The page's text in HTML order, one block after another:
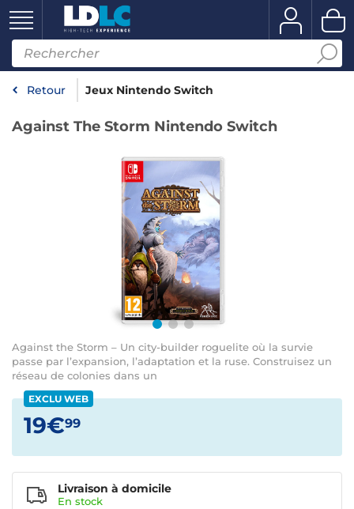
Retour Jeux Nintendo Switch
Against The Storm Nintendo Switch
Against the Storm – Un city-builder roguelite où la survie
passe par l’expansion, l’adaptation et la ruse. Construisez un
réseau de colonies dans un
EXCLU WEB
19€99
Livraison à domicile
En stock